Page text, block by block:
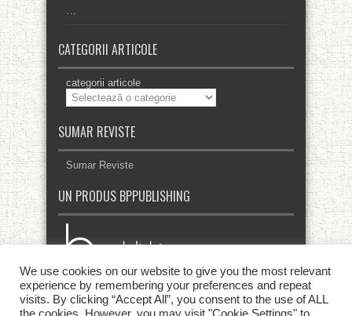
…
CATEGORII ARTICOLE
categorii articole
SUMAR REVISTE
Sumar Reviste
UN PRODUS BPPUBLISHING
We use cookies on our website to give you the most relevant
experience by remembering your preferences and repeat
visits. By clicking “Accept All”, you consent to the use of ALL